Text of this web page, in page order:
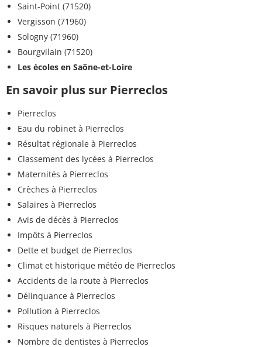
Saint-Point (71520)
Vergisson (71960)
Sologny (71960)
Bourgvilain (71520)
Les écoles en Saône-et-Loire
En savoir plus sur Pierreclos
Pierreclos
Eau du robinet à Pierreclos
Résultat régionale à Pierreclos
Classement des lycées à Pierreclos
Maternités à Pierreclos
Crèches à Pierreclos
Salaires à Pierreclos
Avis de décès à Pierreclos
Impôts à Pierreclos
Dette et budget de Pierreclos
Climat et historique météo de Pierreclos
Accidents de la route à Pierreclos
Délinquance à Pierreclos
Pollution à Pierreclos
Risques naturels à Pierreclos
Nombre de dentistes à Pierreclos